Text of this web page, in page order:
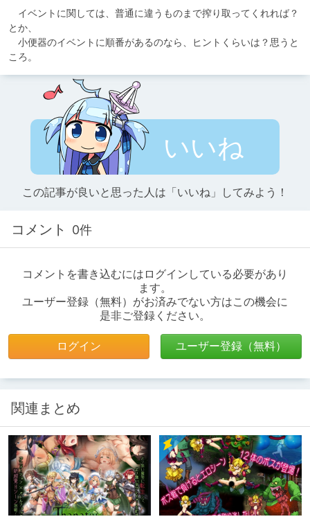
イベントに関しては、普通に違うものまで搾り取ってくれれば？
とか、
小便器のイベントに順番があるのなら、ヒントくらいは？思うと
ころ。
いいね
この記事が良いと思った人は「いいね」してみよう！
コメント 0件
コメントを書き込むにはログインしている必要があり
ます。
ユーザー登録（無料）がお済みでない方はこの機会に
是非ご登録ください。
ログイン ユーザー登録（無料）
関連まとめ